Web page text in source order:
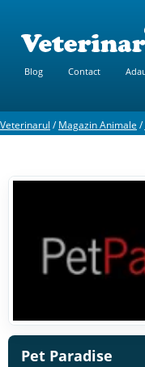
Blog Contact
Veterinarul /Magazin Animale /
Pet Paradise